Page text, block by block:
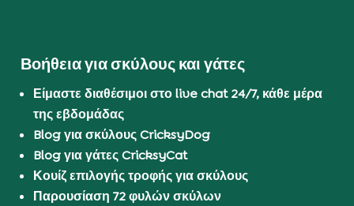
Βοήθεια για σκύλους και γάτες
Είμαστε διαθέσιμοι στο live chat 24/7, κάθε μέρα
της εβδομάδας
Blog για σκύλους CricksyDog
Blog για γάτες CricksyCat
Κουίζ επιλογής τροφής για σκύλους
Παρουσίαση 72 φυλών σκύλων